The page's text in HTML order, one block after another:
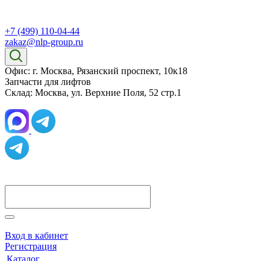
+7 (499) 110-04-44
zakaz@nlp-group.ru
Офис: г. Москва, Рязанский проспект, 10к18
Запчасти для лифтов
Склад: Москва, ул. Верхние Поля, 52 стр.1
Вход в кабинет
Регистрация
Каталог